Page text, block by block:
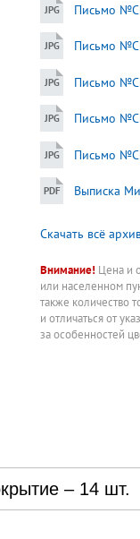
Письмо
Письмо
Письмо
Письмо
Письмо
Выписка
Скачать всё
Внимание! Цена и
или населенном
также количество
и отличаться от
за особенностей